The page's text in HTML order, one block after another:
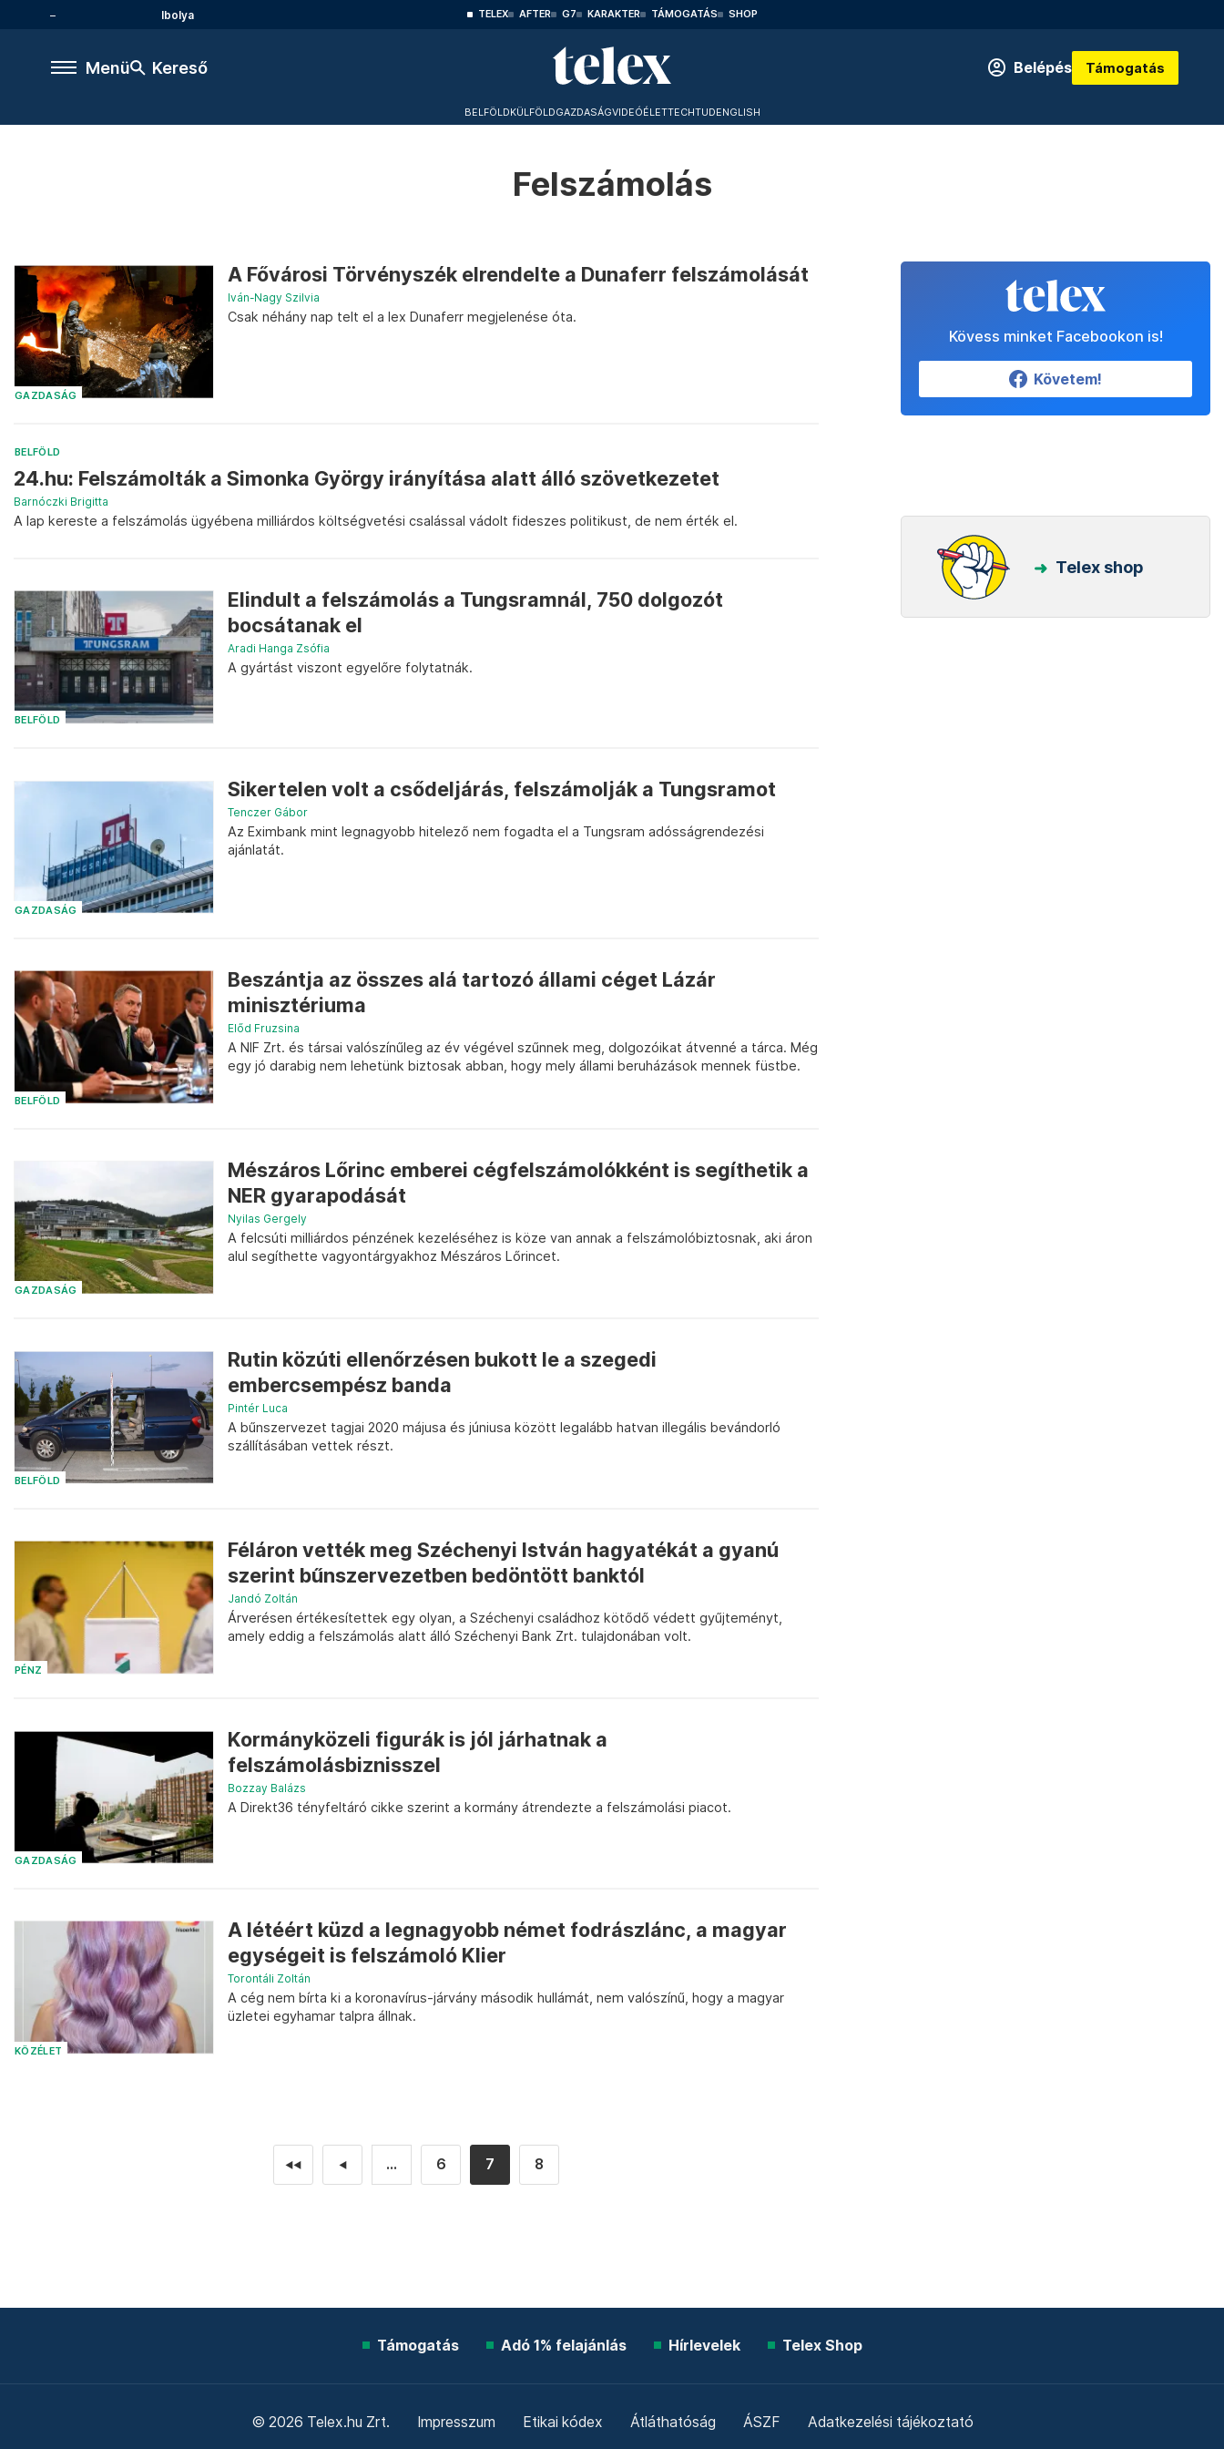
Ibolya TELEX AFTER G7 KARAKTER TÁMOGATÁS SHOP
Menü Kereső Belépés Támogatás
BELFÖLDKÜLFÖLDGAZDASÁGVIDEÓÉLETTECHTUDENGLISH
Felszámolás
GAZDASÁG
A Fővárosi Törvényszék elrendelte a Dunaferr felszámolását
Iván-Nagy Szilvia
Csak néhány nap telt el a lex Dunaferr megjelenése óta.
BELFÖLD
24.hu: Felszámolták a Simonka György irányítása alatt álló szövetkezetet
Barnóczki Brigitta
A lap kereste a felszámolás ügyébena milliárdos költségvetési csalással vádolt fideszes politikust, de nem érték el.
BELFÖLD
Elindult a felszámolás a Tungsramnál, 750 dolgozót
bocsátanak el
Aradi Hanga Zsófia
A gyártást viszont egyelőre folytatnák.
GAZDASÁG
Sikertelen volt a csődeljárás, felszámolják a Tungsramot
Tenczer Gábor
Az Eximbank mint legnagyobb hitelező nem fogadta el a Tungsram adósságrendezési
ajánlatát.
BELFÖLD
Beszántja az összes alá tartozó állami céget Lázár
minisztériuma
Előd Fruzsina
A NIF Zrt. és társai valószínűleg az év végével szűnnek meg, dolgozóikat átvenné a tárca. Még
egy jó darabig nem lehetünk biztosak abban, hogy mely állami beruházások mennek füstbe.
GAZDASÁG
Mészáros Lőrinc emberei cégfelszámolókként is segíthetik a
NER gyarapodását
Nyilas Gergely
A felcsúti milliárdos pénzének kezeléséhez is köze van annak a felszámolóbiztosnak, aki áron
alul segíthette vagyontárgyakhoz Mészáros Lőrincet.
BELFÖLD
Rutin közúti ellenőrzésen bukott le a szegedi
embercsempész banda
Pintér Luca
A bűnszervezet tagjai 2020 májusa és júniusa között legalább hatvan illegális bevándorló
szállításában vettek részt.
PÉNZ
Féláron vették meg Széchenyi István hagyatékát a gyanú
szerint bűnszervezetben bedöntött banktól
Jandó Zoltán
Árverésen értékesítettek egy olyan, a Széchenyi családhoz kötődő védett gyűjteményt,
amely eddig a felszámolás alatt álló Széchenyi Bank Zrt. tulajdonában volt.
GAZDASÁG
Kormányközeli figurák is jól járhatnak a
felszámolásbiznisszel
Bozzay Balázs
A Direkt36 tényfeltáró cikke szerint a kormány átrendezte a felszámolási piacot.
KÖZÉLET
A létéért küzd a legnagyobb német fodrászlánc, a magyar
egységeit is felszámoló Klier
Torontáli Zoltán
A cég nem bírta ki a koronavírus-járvány második hullámát, nem valószínű, hogy a magyar
üzletei egyhamar talpra állnak.
◄◄ ◄ ... 6 7 8
Kövess minket Facebookon is!
Követem!
Telex shop
Támogatás Adó 1% felajánlás Hírlevelek Telex Shop
© 2026 Telex.hu Zrt. Impresszum Etikai kódex Átláthatóság ÁSZF Adatkezelési tájékoztató